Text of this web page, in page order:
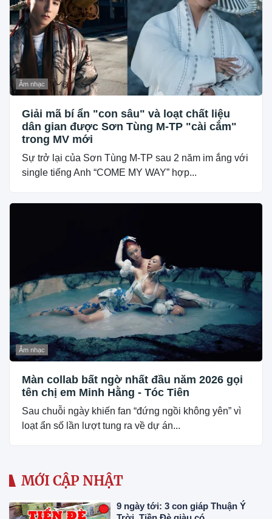
Âm nhạc
Giải mã bí ẩn "con sâu" và loạt chất liệu
dân gian được Sơn Tùng M-TP "cài cắm"
trong MV mới
Sự trở lại của Sơn Tùng M-TP sau 2 năm im ắng với
single tiếng Anh “COME MY WAY” hợp...
Âm nhạc
Màn collab bất ngờ nhất đầu năm 2026 gọi
tên chị em Minh Hằng - Tóc Tiên
Sau chuỗi ngày khiến fan “đứng ngồi không yên” vì
loạt ẩn số lần lượt tung ra về dự án...
MỚI CẬP NHẬT
9 ngày tới: 3 con giáp Thuận Ý